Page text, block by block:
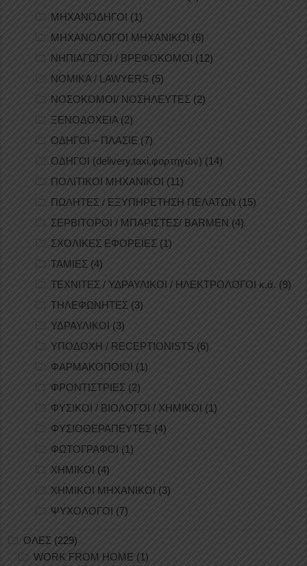
ΜΗΧΑΝΟΔΗΓΟΙ (1)
ΜΗΧΑΝΟΛΟΓΟΙ ΜΗΧΑΝΙΚΟΙ (6)
ΝΗΠΙΑΓΩΓΟΙ / ΒΡΕΦΟΚΟΜΟΙ (12)
ΝΟΜΙΚΑ / LAWYERS (5)
ΝΟΣΟΚΟΜΟΙ/ ΝΟΣΗΛΕΥΤΕΣ (2)
ΞΕΝΟΔΟΧΕΙΑ (2)
ΟΔΗΓΟΙ – ΠΛΑΣΙΕ (7)
ΟΔΗΓΟΙ (delivery,taxi,φορτηγών) (14)
ΠΟΛΙΤΙΚΟΙ ΜΗΧΑΝΙΚΟΙ (11)
ΠΩΛΗΤΕΣ / ΕΞΥΠΗΡΕΤΗΣΗ ΠΕΛΑΤΩΝ (15)
ΣΕΡΒΙΤΟΡΟΙ / ΜΠΑΡΙΣΤΕΣ/ BARMEN (4)
ΣΧΟΛΙΚΕΣ ΕΦΟΡΕΙΕΣ (1)
ΤΑΜΙΕΣ (4)
ΤΕΧΝΙΤΕΣ / ΥΔΡΑΥΛΙΚΟΙ / ΗΛΕΚΤΡΟΛΟΓΟΙ κ.ά. (9)
ΤΗΛΕΦΩΝΗΤΕΣ (3)
ΥΔΡΑΥΛΙΚΟΙ (3)
ΥΠΟΔΟΧΗ / RECEPTIONISTS (6)
ΦΑΡΜΑΚΟΠΟΙΟΙ (1)
ΦΡΟΝΤΙΣΤΡΙΕΣ (2)
ΦΥΣΙΚΟΙ / ΒΙΟΛΟΓΟΙ / ΧΗΜΙΚΟΙ (1)
ΦΥΣΙΟΘΕΡΑΠΕΥΤΕΣ (4)
ΦΩΤΟΓΡΑΦΟΙ (1)
ΧΗΜΙΚΟΙ (4)
ΧΗΜΙΚΟΙ ΜΗΧΑΝΙΚΟΙ (3)
ΨΥΧΟΛΟΓΟΙ (7)
ΟΛΕΣ (229)
WORK FROM HOME (1)